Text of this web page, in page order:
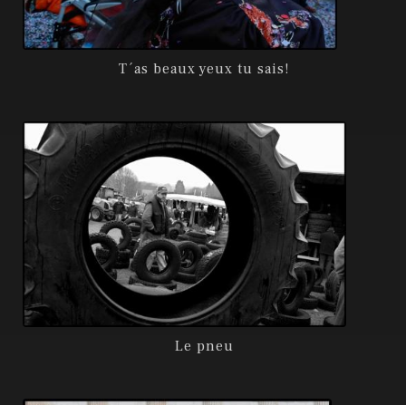
T´as beaux yeux tu sais!
Le pneu